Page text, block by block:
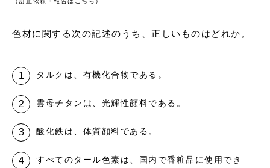
色材に関する次の記述のうち、正しいものはどれか。
タルクは、有機化合物である。
雲母チタンは、光輝性顔料である。
酸化鉄は、体質顔料である。
すべてのタール色素は、国内で香粧品に使用でき